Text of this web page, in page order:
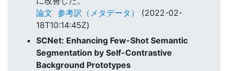
論文 参考訳（メタデータ）
(2022-02-
18T10:14:45Z)
SCNet: Enhancing Few-Shot Semantic
Segmentation by Self-Contrastive
Background Prototypes